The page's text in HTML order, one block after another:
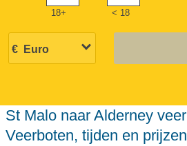
18+ < 18
St Malo naar Alderney veerboten.
Veerboten, tijden en